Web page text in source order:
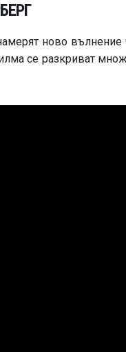
ново
се разкриват